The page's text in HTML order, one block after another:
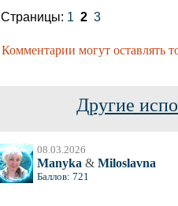
Страницы: 1 2 3
Комментарии могут оставлять
Другие
08.03.2026
Manyka & Miloslavna
Баллов: 721